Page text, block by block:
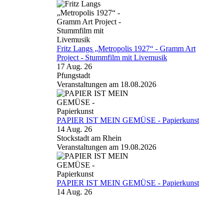
Fritz Langs „Metropolis 1927“ - Gramm Art
Project - Stummfilm mit Livemusik
17 Aug. 26
Pfungstadt
Veranstaltungen am 18.08.2026
PAPIER IST MEIN GEMÜSE - Papierkunst
14 Aug. 26
Stockstadt am Rhein
Veranstaltungen am 19.08.2026
PAPIER IST MEIN GEMÜSE - Papierkunst
14 Aug. 26